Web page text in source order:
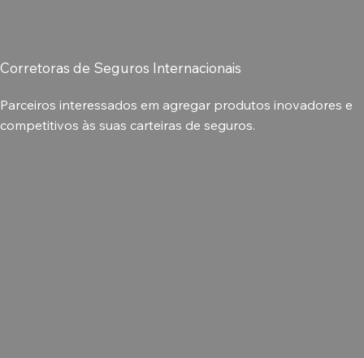
Parceiros interessados em agregar produtos inovadores e
competitivos às suas carteiras de seguros.
Corretoras de Seguros Internacionais